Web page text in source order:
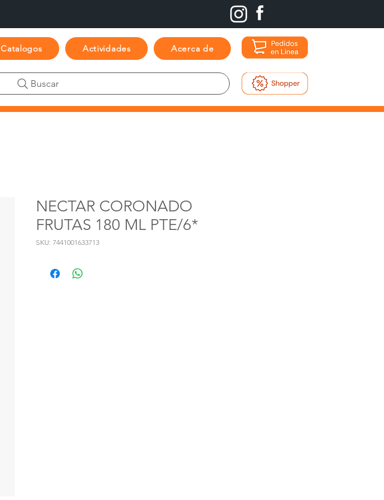
Catalogos Actividades Acerca de
Buscar
NECTAR CORONADO
FRUTAS 180 ML PTE/6*
SKU: 7441001633713